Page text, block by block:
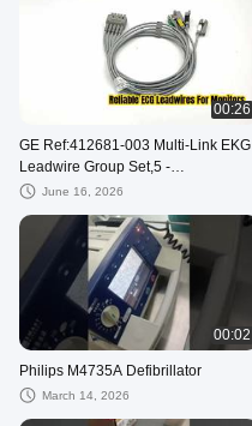
00:26
GE Ref:412681-003 Multi-Link EKG
Leadwire Group Set,5 -
Lead,Grabber,IEC 74 CM /29 IN
June 16, 2026
00:02
Philips M4735A Defibrillator
March 14, 2026